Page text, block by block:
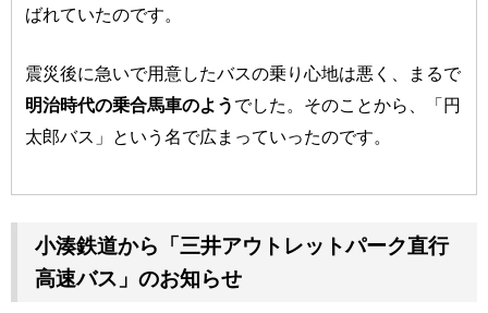
ばれていたのです。
震災後に急いで用意したバスの乗り心地は悪く、まるで
明治時代の乗合馬車のよう でした。そのことから、「円
太郎バス」という名で広まっていったのです。
小湊鉄道から「三井アウトレットパーク直行
高速バス」のお知らせ